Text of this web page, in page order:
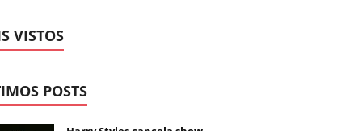
VISTOS
POSTS